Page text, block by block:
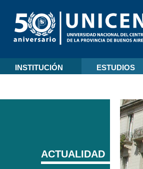
INSTITUCIÓN ESTUDIOS
ACTUALIDAD